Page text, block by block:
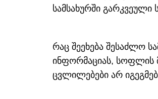
სამსახურში გარკვეული
რაც შეეხება შესაძლო
ინფორმაციას, სოფლის
ცვლილებები არ